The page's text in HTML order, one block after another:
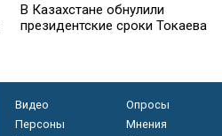
В Казахстане обнулили
президентские сроки Токаева
Видео Опросы
Персоны
Мнения